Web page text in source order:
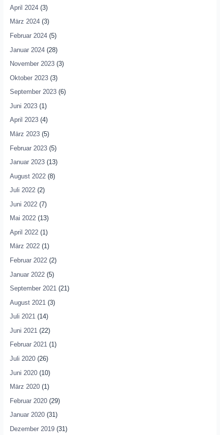
April 2024(3)
März 2024(3)
Februar 2024(5)
Januar 2024(28)
November 2023(3)
Oktober 2023(3)
September 2023(6)
Juni 2023(1)
April 2023(4)
März 2023(5)
Februar 2023(5)
Januar 2023(13)
August 2022(8)
Juli 2022(2)
Juni 2022(7)
Mai 2022(13)
April 2022(1)
März 2022(1)
Februar 2022(2)
Januar 2022(5)
September 2021(21)
August 2021 (3)
Juli 2021(14)
Juni 2021 (22)
Februar 2021(1)
Juli 2020(26)
Juni 2020(10)
März 2020(1)
Februar 2020(29)
Januar 2020(31)
Dezember 2019(31)